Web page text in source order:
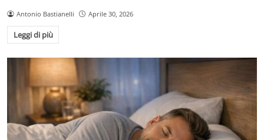
Antonio Bastianelli Aprile 30, 2026
Leggi di più